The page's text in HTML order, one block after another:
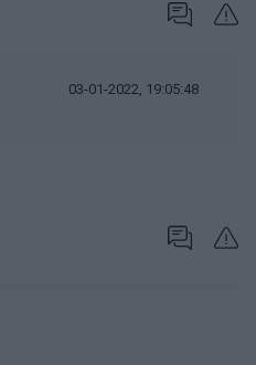
03-01-2022, 19:05:48